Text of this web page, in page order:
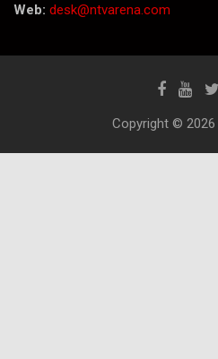
Web: desk@ntvarena.com
Copyright © 2026